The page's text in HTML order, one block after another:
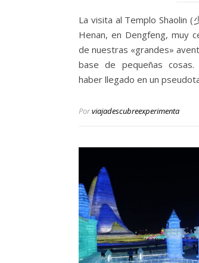
La visita al Templo Shaolin (
Henan, en Dengfeng, muy
de nuestras «grandes»
base de pequeñas cosas.
haber llegado en un
Porviajadescubreexperimenta